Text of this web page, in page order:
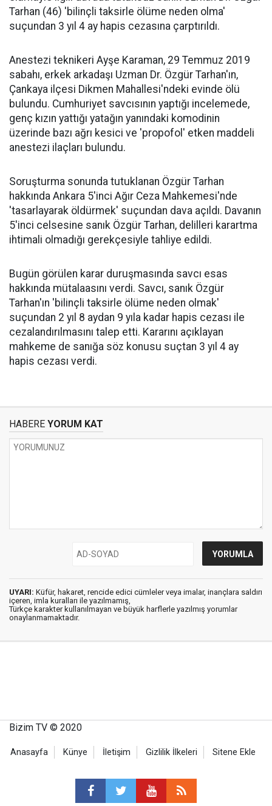
Tarhan (46) 'bilinçli taksirle ölüme neden olma'
suçundan 3 yıl 4 ay hapis cezasına çarptırıldı.
Anestezi teknikeri Ayşe Karaman, 29 Temmuz 2019
sabahı, erkek arkadaşı Uzman Dr. Özgür Tarhan'ın,
Çankaya ilçesi Dikmen Mahallesi'ndeki evinde ölü
bulundu. Cumhuriyet savcısının yaptığı incelemede,
genç kızın yattığı yatağın yanındaki komodinin
üzerinde bazı ağrı kesici ve 'propofol' etken maddeli
anestezi ilaçları bulundu.
Soruşturma sonunda tutuklanan Özgür Tarhan
hakkında Ankara 5'inci Ağır Ceza Mahkemesi'nde
'tasarlayarak öldürmek' suçundan dava açıldı. Davanın
5'inci celsesine sanık Özgür Tarhan, delilleri karartma
ihtimali olmadığı gerekçesiyle tahliye edildi.
Bugün görülen karar duruşmasında savcı esas
hakkında mütalaasını verdi. Savcı, sanık Özgür
Tarhan'ın 'bilinçli taksirle ölüme neden olmak'
suçundan 2 yıl 8 aydan 9 yıla kadar hapis cezası ile
cezalandırılmasını talep etti. Kararını açıklayan
mahkeme de sanığa söz konusu suçtan 3 yıl 4 ay
hapis cezası verdi.
HABERE YORUM KAT
UYARI: Küfür, hakaret, rencide edici cümleler veya imalar, inançlara saldırı
içeren, imla kuralları ile yazılmamış,
Türkçe karakter kullanılmayan ve büyük harflerle yazılmış yorumlar
onaylanmamaktadır.
Bizim TV © 2020
Anasayfa Künye İletişim Gizlilik İlkeleri Sitene Ekle